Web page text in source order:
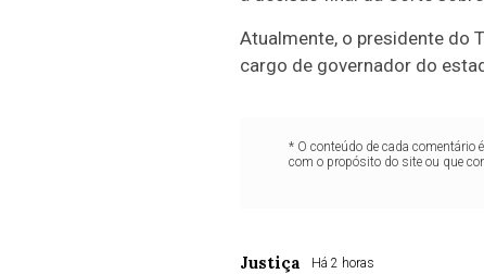
Atualmente, o presidente do
cargo de governador do
* O conteúdo de cada comentário
com o propósito do site ou que
Justiça Há 2 horas